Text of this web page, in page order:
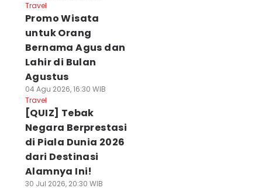
Travel
Promo Wisata
untuk Orang
Bernama Agus dan
Lahir di Bulan
Agustus
04 Agu 2026, 16:30 WIB
Travel
[QUIZ] Tebak
Negara Berprestasi
di Piala Dunia 2026
dari Destinasi
Alamnya Ini!
30 Jul 2026, 20:30 WIB